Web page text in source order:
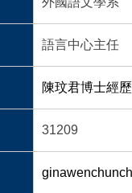
語言中心主任
陳玟君博士經
31209